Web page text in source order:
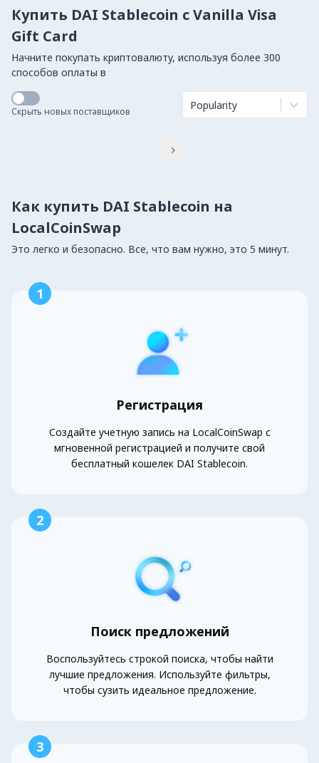
Купить DAI Stablecoin с Vanilla Visa
Gift Card
Начните покупать криптовалюту, используя более 300
способов оплаты в
Скрыть новых поставщиков Popularity

Как купить DAI Stablecoin на
LocalCoinSwap
Это легко и безопасно. Все, что вам нужно, это 5 минут.
1
Регистрация
Создайте учетную запись на LocalCoinSwap с
мгновенной регистрацией и получите свой
бесплатный кошелек DAI Stablecoin.
2
Поиск предложений
Воспользуйтесь строкой поиска, чтобы найти
лучшие предложения. Используйте фильтры,
чтобы сузить идеальное предложение.
3